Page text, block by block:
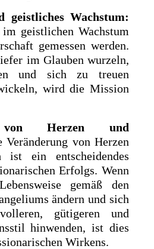
geistliches Wachstum:
geistlichen Wachstum
gemessen werden.
im Glauben wurzeln,
und sich zu treuen
wird die Mission
von Herzen und
Veränderung von Herzen
ist ein entscheidendes
Erfolgs. Wenn
gemäß den
ändern und sich
gütigeren und
hinwenden, ist dies
Wirkens.